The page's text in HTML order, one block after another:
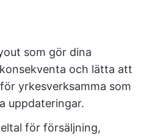
som gör dina
och lätta att
yrkesverksamma som
uppdateringar.
för försäljning,